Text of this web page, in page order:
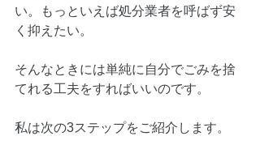
い。もっといえば処分業者を呼ばず安
く抑えたい。
そんなときには単純に自分でごみを捨
てれる工夫をすればいいのです。
私は次の3ステップをご紹介します。